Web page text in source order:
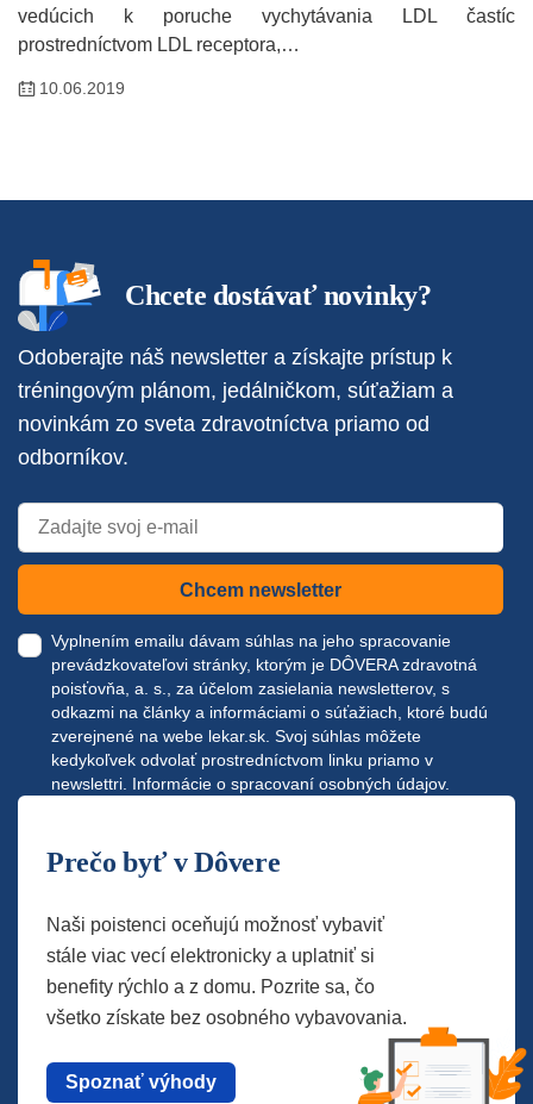
vedúcich k poruche vychytávania LDL častíc
prostredníctvom LDL receptora,…
10.06.2019
Chcete dostávať novinky?
Odoberajte náš newsletter a získajte prístup k
tréningovým plánom, jedálničkom, súťažiam a
novinkám zo sveta zdravotníctva priamo od
odborníkov.
Chcem newsletter
Vyplnením emailu dávam súhlas na jeho spracovanie
prevádzkovateľovi stránky, ktorým je DÔVERA zdravotná
poisťovňa, a. s., za účelom zasielania newsletterov, s
odkazmi na články a informáciami o súťažiach, ktoré budú
zverejnené na webe lekar.sk . Svoj súhlas môžete
kedykoľvek odvolať prostredníctvom linku priamo v
newslettri. Informácie o spracovaní osobných údajov.
Prečo byť v Dôvere
Naši poistenci oceňujú možnosť vybaviť
stále viac vecí elektronicky a uplatniť si
benefity rýchlo a z domu. Pozrite sa, čo
všetko získate bez osobného vybavovania.
Spoznať výhody